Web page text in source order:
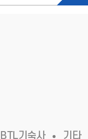
BTL기숙사 기타